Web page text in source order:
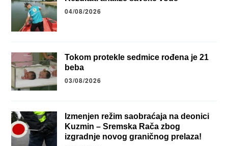
04/08/2026
Tokom protekle sedmice rođena je 21
beba
03/08/2026
Izmenjen režim saobraćaja na deonici
Kuzmin – Sremska Rača zbog
izgradnje novog graničnog prelaza!